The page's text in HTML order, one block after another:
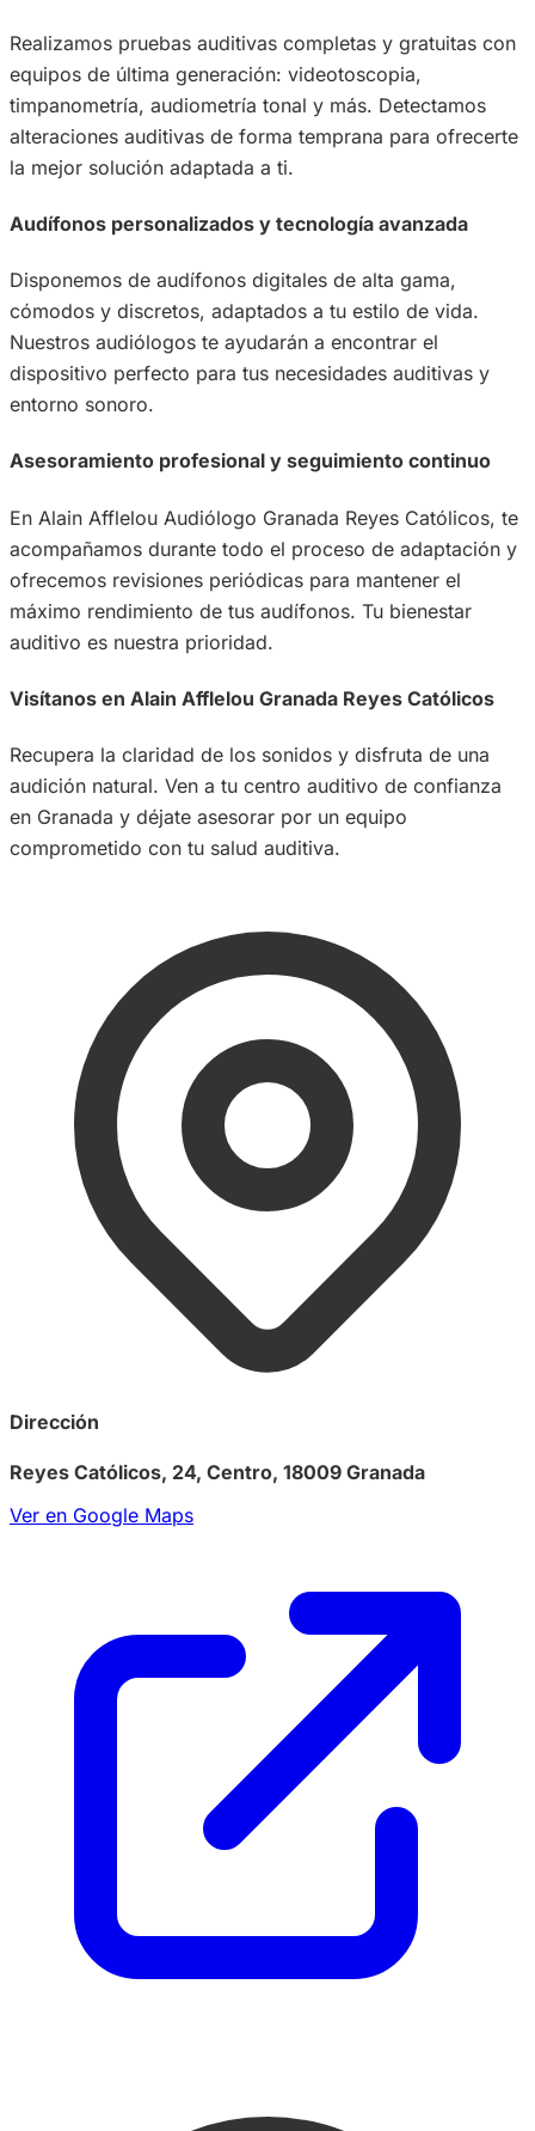
Realizamos pruebas auditivas completas y gratuitas con
equipos de última generación: videotoscopia,
timpanometría, audiometría tonal y más. Detectamos
alteraciones auditivas de forma temprana para ofrecerte
la mejor solución adaptada a ti.
Audífonos personalizados y tecnología avanzada
Disponemos de audífonos digitales de alta gama,
cómodos y discretos, adaptados a tu estilo de vida.
Nuestros audiólogos te ayudarán a encontrar el
dispositivo perfecto para tus necesidades auditivas y
entorno sonoro.
Asesoramiento profesional y seguimiento continuo
En Alain Afflelou Audiólogo Granada Reyes Católicos, te
acompañamos durante todo el proceso de adaptación y
ofrecemos revisiones periódicas para mantener el
máximo rendimiento de tus audífonos. Tu bienestar
auditivo es nuestra prioridad.
Visítanos en Alain Afflelou Granada Reyes Católicos
Recupera la claridad de los sonidos y disfruta de una
audición natural. Ven a tu centro auditivo de confianza
en Granada y déjate asesorar por un equipo
comprometido con tu salud auditiva.
Dirección
Reyes Católicos, 24, Centro, 18009 Granada
Ver en Google Maps